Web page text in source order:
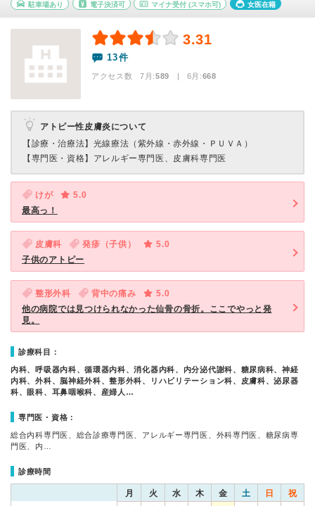
駐車場あり 電子決済可 マイナ受付 (スマホ可) 女医在籍
3.31
13件
アクセス数 7月:589 | 6月:668
アトピー性皮膚炎について
【診療・治療法】 光線療法（紫外線・赤外線・ＰＵＶＡ）
【専門医・資格】 アレルギー専門医、皮膚科専門医
けが
5.0
最高っ！
皮膚科 発疹（子供）
5.0
子供のアトピー
整形外科 背中の痛み
5.0
他の病院では見つけられなかった仙骨の骨折。ここでやっと発
見。
診療科目：
内科、呼吸器内科、循環器内科、消化器内科、内分泌代謝科、糖尿病科、神経
内科、外科、脳神経外科、整形外科、リハビリテーション科、皮膚科、泌尿器
科、眼科、耳鼻咽喉科、産婦人…
専門医・資格：
総合内科専門医、総合診療専門医、アレルギー専門医、外科専門医、糖尿病専
門医、内…
診療時間
月 火 水 木 金 土 日 祝